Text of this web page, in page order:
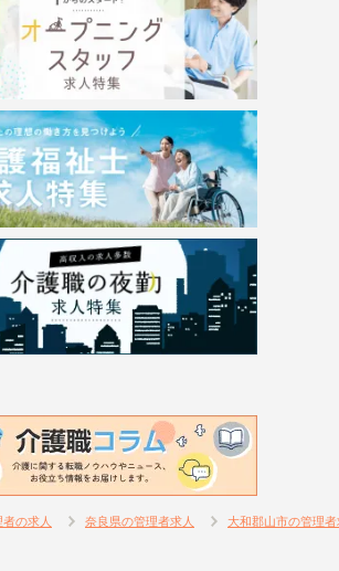
者の求人 奈良県の管理者求人 大和郡山市の管理者